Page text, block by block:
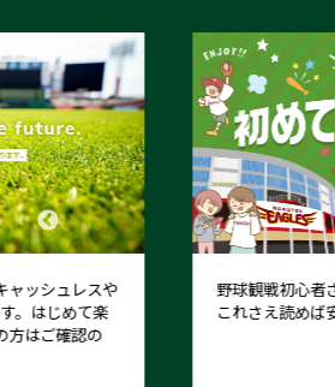
野球観戦初心者さんも準備から
これさえ読めば安心です♪